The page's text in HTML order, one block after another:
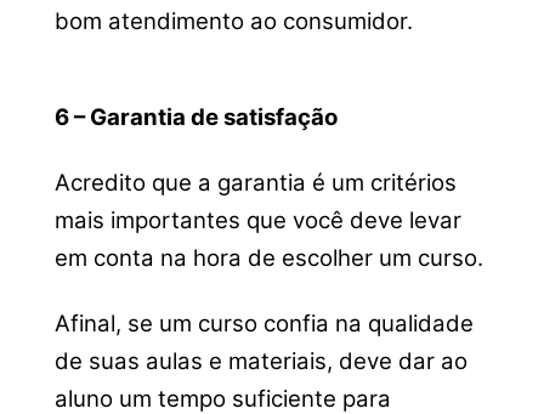
bom atendimento ao consumidor.
6 – Garantia de satisfação
Acredito que a garantia é um critérios
mais importantes que você deve levar
em conta na hora de escolher um curso.
Afinal, se um curso confia na qualidade
de suas aulas e materiais, deve dar ao
aluno um tempo suficiente para